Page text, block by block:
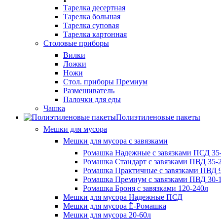
Тарелка десертная
Тарелка большая
Тарелка суповая
Тарелка картонная
Столовые приборы
Вилки
Ложки
Ножи
Стол. приборы Премиум
Размешиватель
Палочки для еды
Чашка
Полиэтиленовые пакеты
Мешки для мусора
Мешки для мусора с завязками
Ромашка Надежные с завязками ПСД
Ромашка Стандарт с завязками ПВД 35-
Ромашка Практичные с завязками ПВД
Ромашка Премиум с завязками ПВД 30-
Ромашка Броня с завязками 120-240л
Мешки для мусора Надежные ПСД
Мешки для мусора Ё-Ромашка
Мешки для мусора 20-60л